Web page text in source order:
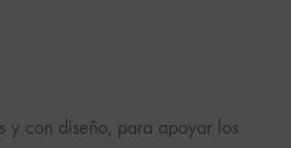
y con diseño, para apoyar los